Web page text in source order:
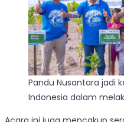
Pandu Nusantara jadi
Indonesia dalam